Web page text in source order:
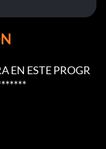
EN ESTE PROGR